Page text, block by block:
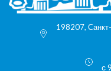
198207,
с